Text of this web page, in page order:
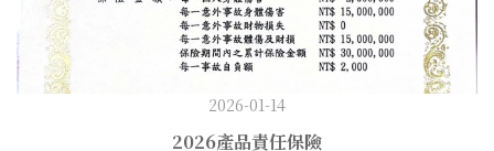
2026-01-14
2026產品責任保險